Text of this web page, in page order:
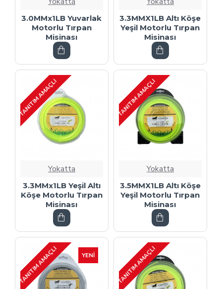
3.0MMx1LB Yuvarlak
Motorlu Tırpan
Misinası
3.3MMX1LB Altı Köşe
Yeşil Motorlu Tırpan
Misinası
TANITIM AMAÇLI
Yokatta
3.3MMx1LB Yeşil Altı
Köşe Motorlu Tırpan
Misinası
TANITIM AMAÇLI
Yokatta
3.5MMX1LB Altı Köşe
Yeşil Motorlu Tırpan
Misinası
YENI
TANITIM AMAÇLI TANITIM AMAÇLI